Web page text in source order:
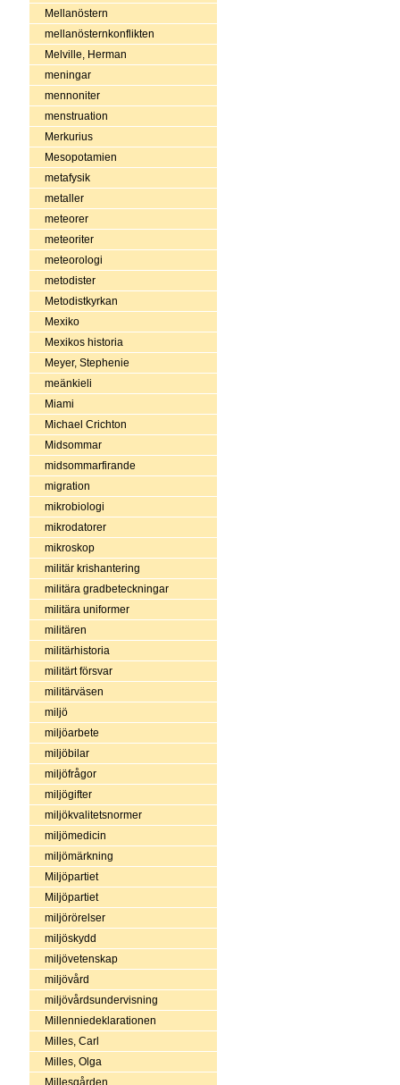
Mellanöstern
mellanösternkonflikten
Melville, Herman
meningar
mennoniter
menstruation
Merkurius
Mesopotamien
metafysik
metaller
meteorer
meteoriter
meteorologi
metodister
Metodistkyrkan
Mexiko
Mexikos historia
Meyer, Stephenie
meänkieli
Miami
Michael Crichton
Midsommar
midsommarfirande
migration
mikrobiologi
mikrodatorer
mikroskop
militär krishantering
militära gradbeteckningar
militära uniformer
militären
militärhistoria
militärt försvar
militärväsen
miljö
miljöarbete
miljöbilar
miljöfrågor
miljögifter
miljökvalitetsnormer
miljömedicin
miljömärkning
Miljöpartiet
Miljöpartiet
miljörörelser
miljöskydd
miljövetenskap
miljövård
miljövårdsundervisning
Millenniedeklarationen
Milles, Carl
Milles, Olga
Millesgården